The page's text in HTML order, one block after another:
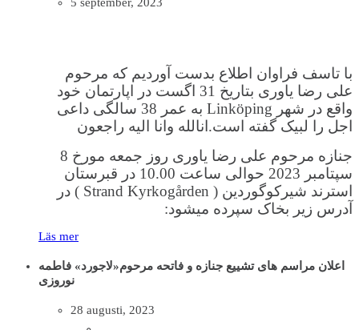
با تاسف فراوان اطلاع بدست آوردیم که مرحوم
علی رضا یاوری بتاریخ 31 اگست در اپارتمان خود
واقع در شهر Linköping به عمر 38 سالگی داعی
اجل را لبیک گفته است.انالله وانا الیه راجعون
جنازه مرحوم علی رضا یاوری روز جمعه مورخ 8
سپتامبر 2023 حوالی ساعت 10.00 در قبرستان
استرند شیرکوگوردین ( Strand Kyrkogården ) در
آدرس زیر بخاک سپرده میشود:
Läs mer
اعلان مراسم های تشییع جنازه و فاتحه مرحوم«لاجورد» فاطمه
نوروزی
28 augusti, 2023